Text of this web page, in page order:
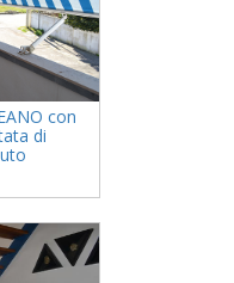
con
di